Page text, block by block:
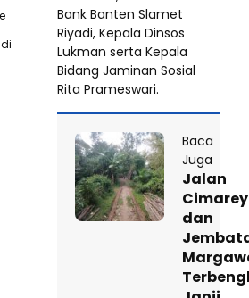
Bank Banten Slamet
Riyadi, Kepala Dinsos
Lukman serta Kepala
Bidang Jaminan Sosial
Rita Prameswari.
Baca
Juga
Jalan
Cimarey
dan